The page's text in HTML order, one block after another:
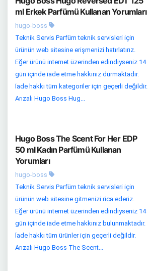
ml Erkek Parfümü Kullanan Yorumları
hugo-boss
Teknik Servis Parfüm teknik servisleri için
ürünün web sitesine erişmenizi hatırlatırız.
Eğer ürünü internet üzerinden edindiyseniz 14
gün içinde iade etme hakkınız durmaktadır.
İade hakkı tüm kategoriler için geçerli değildir.
Arızalı Hugo Boss Hug...
Hugo Boss The Scent For Her EDP
50 ml Kadın Parfümü Kullanan
Yorumları
hugo-boss
Teknik Servis Parfüm teknik servisleri için
ürünün web sitesine gitmenizi rica ederiz.
Eğer ürünü internet üzerinden edindiyseniz 14
gün içinde iade etme hakkınız bulunmaktadır.
İade hakkı tüm ürünler için geçerli değildir.
Arızalı Hugo Boss The Scent...